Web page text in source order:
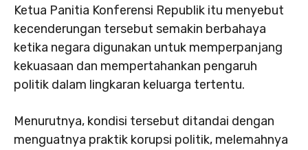
Ketua Panitia Konferensi Republik itu menyebut
kecenderungan tersebut semakin berbahaya
ketika negara digunakan untuk memperpanjang
kekuasaan dan mempertahankan pengaruh
politik dalam lingkaran keluarga tertentu.
Menurutnya, kondisi tersebut ditandai dengan
menguatnya praktik korupsi politik, melemahnya